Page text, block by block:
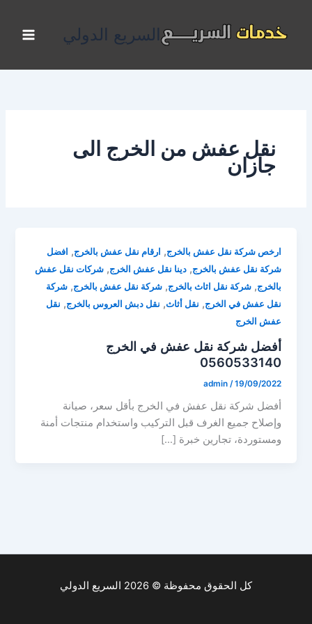
المحتوى
السريع الدولي
نقل عفش من الخرج الى
جازان
ارخص شركة نقل عفش بالخرج, ارقام نقل عفش بالخرج, افضل
شركة نقل عفش بالخرج,دينا نقل عفش الخرج,شركات نقل عفش
بالخرج,شركة نقل اثاث بالخرج,شركة نقل عفش بالخرج,شركة
نقل عفش في الخرج, نقل أثاث, نقل دبش العروس بالخرج, نقل
عفش الخرج
أفضل شركة نقل عفش في الخرج
0560533140
admin /19/09/2022
أفضل شركة نقل عفش في الخرج بأقل سعر، صيانة
وإصلاح جميع الغرف قبل التركيب واستخدام منتجات أمنة
ومستوردة، تجارين خبرة […]
كل الحقوق محفوظة © 2026 السريع الدولي